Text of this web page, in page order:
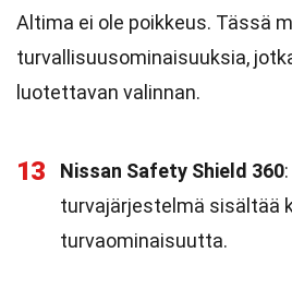
Altima ei ole poikkeus. Tässä
turvallisuusominaisuuksia,
luotettavan valinnan.
13 Nissan Safety Shield 360
turvajärjestelmä sisältää
turvaominaisuutta.